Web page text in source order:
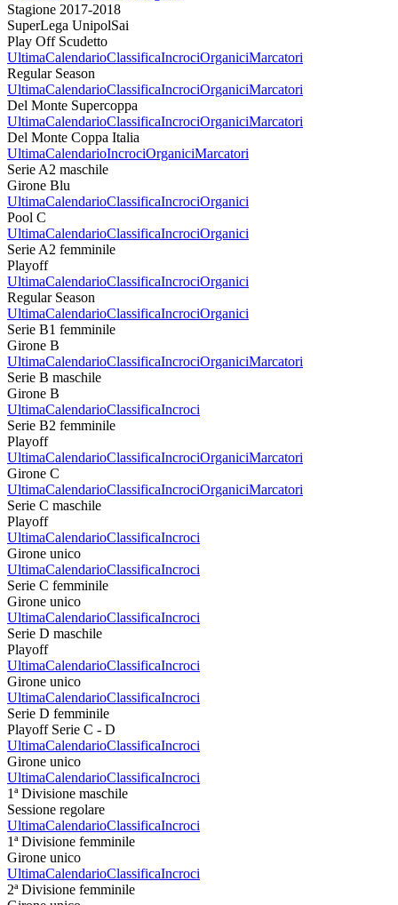
Stagione 2017-2018
SuperLega UnipolSai
Play Off Scudetto
UltimaCalendarioClassificaIncrociOrganiciMarcatori
Regular Season
UltimaCalendarioClassificaIncrociOrganiciMarcatori
Del Monte Supercoppa
UltimaCalendarioClassificaIncrociOrganiciMarcatori
Del Monte Coppa Italia
UltimaCalendarioIncrociOrganiciMarcatori
Serie A2 maschile
Girone Blu
UltimaCalendarioClassificaIncrociOrganici
Pool C
UltimaCalendarioClassificaIncrociOrganici
Serie A2 femminile
Playoff
UltimaCalendarioClassificaIncrociOrganici
Regular Season
UltimaCalendarioClassificaIncrociOrganici
Serie B1 femminile
Girone B
UltimaCalendarioClassificaIncrociOrganiciMarcatori
Serie B maschile
Girone B
UltimaCalendarioClassificaIncroci
Serie B2 femminile
Playoff
UltimaCalendarioClassificaIncrociOrganiciMarcatori
Girone C
UltimaCalendarioClassificaIncrociOrganiciMarcatori
Serie C maschile
Playoff
UltimaCalendarioClassificaIncroci
Girone unico
UltimaCalendarioClassificaIncroci
Serie C femminile
Girone unico
UltimaCalendarioClassificaIncroci
Serie D maschile
Playoff
UltimaCalendarioClassificaIncroci
Girone unico
UltimaCalendarioClassificaIncroci
Serie D femminile
Playoff Serie C - D
UltimaCalendarioClassificaIncroci
Girone unico
UltimaCalendarioClassificaIncroci
1ª Divisione maschile
Sessione regolare
UltimaCalendarioClassificaIncroci
1ª Divisione femminile
Girone unico
UltimaCalendarioClassificaIncroci
2ª Divisione femminile